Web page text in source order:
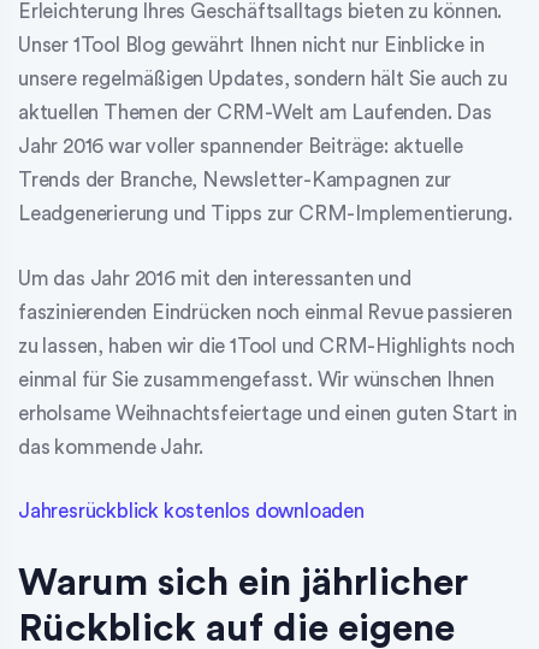
Erleichterung Ihres Geschäftsalltags bieten zu können.
Unser 1Tool Blog gewährt Ihnen nicht nur Einblicke in
unsere regelmäßigen Updates, sondern hält Sie auch zu
aktuellen Themen der CRM-Welt am Laufenden. Das
Jahr 2016 war voller spannender Beiträge: aktuelle
Trends der Branche, Newsletter-Kampagnen zur
Leadgenerierung und Tipps zur CRM-Implementierung.
Um das Jahr 2016 mit den interessanten und
faszinierenden Eindrücken noch einmal Revue passieren
zu lassen, haben wir die 1Tool und CRM-Highlights noch
einmal für Sie zusammengefasst. Wir wünschen Ihnen
erholsame Weihnachtsfeiertage und einen guten Start in
das kommende Jahr.
Jahresrückblick kostenlos downloaden
Warum sich ein jährlicher
Rückblick auf die eigene